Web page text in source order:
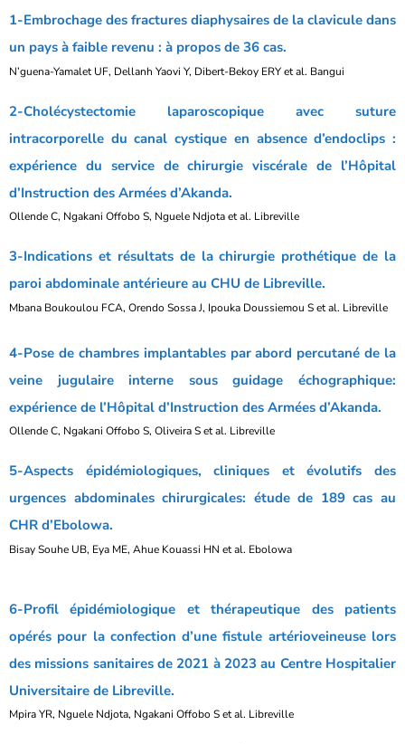
1-Embrochage des fractures diaphysaires de la clavicule dans
un pays à faible revenu : à propos de 36 cas.
N’guena-Yamalet UF, Dellanh Yaovi Y, Dibert-Bekoy ERY et al. Bangui
2-Cholécystectomie laparoscopique avec suture
intracorporelle du canal cystique en absence d’endoclips :
expérience du service de chirurgie viscérale de l’Hôpital
d’Instruction des Armées d’Akanda.
Ollende C, Ngakani Offobo S, Nguele Ndjota et al. Libreville
3-Indications et résultats de la chirurgie prothétique de la
paroi abdominale antérieure au CHU de Libreville.
Mbana Boukoulou FCA, Orendo Sossa J, Ipouka Doussiemou S et al. Libreville
4-Pose de chambres implantables par abord percutané de la
veine jugulaire interne sous guidage échographique:
expérience de l’Hôpital d’Instruction des Armées d’Akanda.
Ollende C, Ngakani Offobo S, Oliveira S et al. Libreville
5-Aspects épidémiologiques, cliniques et évolutifs des
urgences abdominales chirurgicales: étude de 189 cas au
CHR d’Ebolowa.
Bisay Souhe UB, Eya ME, Ahue Kouassi HN et al. Ebolowa
6-Profil épidémiologique et thérapeutique des patients
opérés pour la confection d’une fistule artérioveineuse lors
des missions sanitaires de 2021 à 2023 au Centre Hospitalier
Universitaire de Libreville.
Mpira YR, Nguele Ndjota, Ngakani Offobo S et al. Libreville